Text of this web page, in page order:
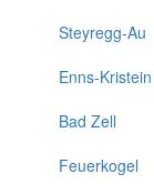
Steyregg-Au
Enns-
Bad Zell
Feuerkogel